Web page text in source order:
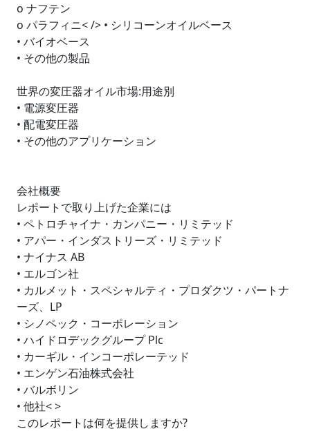
o ナフテン
o パラフィニ< /> • シリコーンオイルベース
• バイオベース
• その他の製品
世界の変圧器オイル市場:用途別
• 電源変圧器
• 配電変圧器
• その他のアプリケーション
会社概要
レポートで取り上げた企業には
• ペトロチャイナ・カンパニー・リミテッド
• アパー・インダストリーズ・リミテッド
• ナイナス AB
• エルゴン社
• カルメット・スペシャルティ・プロダクツ・パートナ
ーズ、LP
• シノペック・コーポレーション
• ハイドロデックグループ Plc
• カーギル・インコーポレーテッド
• エンゲン石油株式会社
• バルボリン
• 他社< >
このレポートは何を提供しますか?